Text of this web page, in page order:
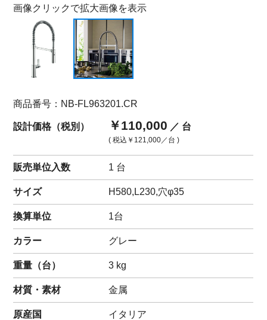
画像クリックで拡大画像を表示
商品番号：NB-FL963201.CR
設計価格（税別） ￥110,000 ／ 台
( 税込 ￥121,000／台 )
販売単位入数 1 台
サイズ H580,L230,穴φ35
換算単位 1台
カラー グレー
重量（台） 3 kg
材質・素材 金属
原産国 イタリア